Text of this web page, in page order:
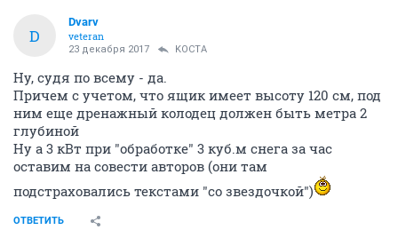
D
Dvarv
veteran
23 декабря 2017 KOCTA
Ну, судя по всему - да.
Причем с учетом, что ящик имеет высоту 120 см, под
ним еще дренажный колодец должен быть метра 2
глубиной
Ну а 3 кВт при "обработке" 3 куб.м снега за час
оставим на совести авторов (они там
подстраховались текстами "со звездочкой")
ОТВЕТИТЬ